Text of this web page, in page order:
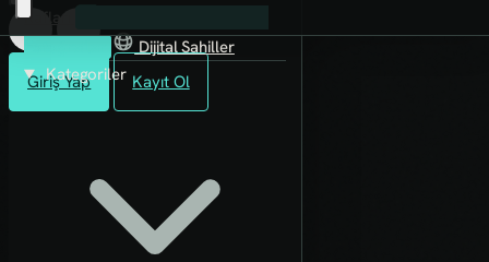
Giriş Yap Kayıt Ol
Rafları
Dijital Sahiller
Kategoriler